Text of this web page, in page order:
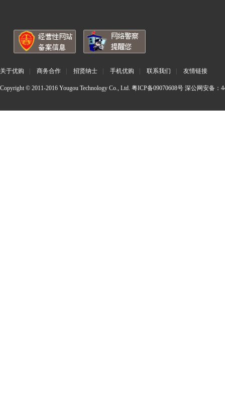
关于优购 商务合作 招贤纳士 手机优购 联系我们 友情链接
Copyright © 2011-2016 Yougou Technology Co., Ltd. 粤ICP备09070608号 深公网安备：